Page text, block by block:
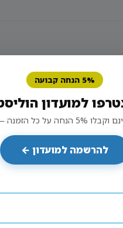
5% הנחה קבועה
למועדון
על כל הזמנה — לתמיד.
להרשמה למועדון ←